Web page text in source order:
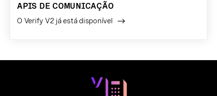
APIS DE COMUNICAÇÃO
O Verify V2 já está disponível